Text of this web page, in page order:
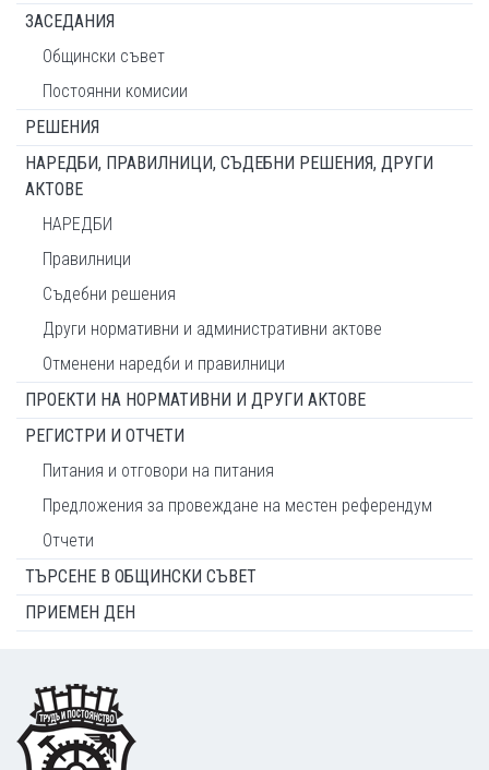
ЗАСЕДАНИЯ
Общински съвет
Постоянни комисии
РЕШЕНИЯ
НАРЕДБИ, ПРАВИЛНИЦИ, СЪДЕБНИ РЕШЕНИЯ, ДРУГИ
АКТОВЕ
НАРЕДБИ
Правилници
Съдебни решения
Други нормативни и административни актове
Отменени наредби и правилници
ПРОЕКТИ НА НОРМАТИВНИ И ДРУГИ АКТОВЕ
РЕГИСТРИ И ОТЧЕТИ
Питания и отговори на питания
Предложения за провеждане на местен референдум
Отчети
ТЪРСЕНЕ В ОБЩИНСКИ СЪВЕТ
ПРИЕМЕН ДЕН
Footer